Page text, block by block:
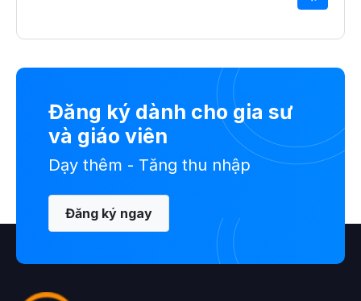
Đăng ký dành cho gia sư
và giáo viên
Dạy thêm - Tăng thu nhập
Đăng ký ngay